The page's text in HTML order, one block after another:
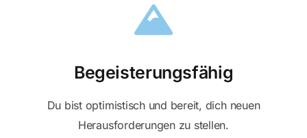
Begeisterungsfähig
Du bist optimistisch und bereit, dich neuen
Herausforderungen zu stellen.